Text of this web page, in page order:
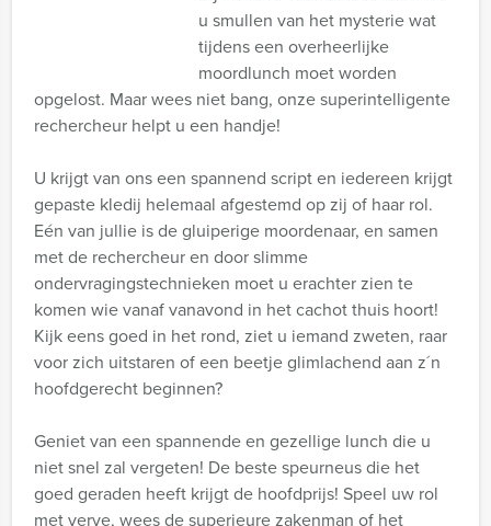
u smullen van het mysterie wat
tijdens een overheerlijke
moordlunch moet worden
opgelost. Maar wees niet bang, onze superintelligente
rechercheur helpt u een handje!
U krijgt van ons een spannend script en iedereen krijgt
gepaste kledij helemaal afgestemd op zij of haar rol.
Eén van jullie is de gluiperige moordenaar, en samen
met de rechercheur en door slimme
ondervragingstechnieken moet u erachter zien te
komen wie vanaf vanavond in het cachot thuis hoort!
Kijk eens goed in het rond, ziet u iemand zweten, raar
voor zich uitstaren of een beetje glimlachend aan z´n
hoofdgerecht beginnen?
Geniet van een spannende en gezellige lunch die u
niet snel zal vergeten! De beste speurneus die het
goed geraden heeft krijgt de hoofdprijs! Speel uw rol
met verve, wees de superieure zakenman of het